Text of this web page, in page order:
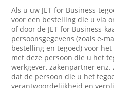
Als u uw JET for Business-
voor een bestelling die u via
of door de JET for Business-
persoonsgegevens (zoals e-
bestelling en tegoed) voor
met deze persoon die u het
werkgever, zakenpartner
dat de persoon die u het